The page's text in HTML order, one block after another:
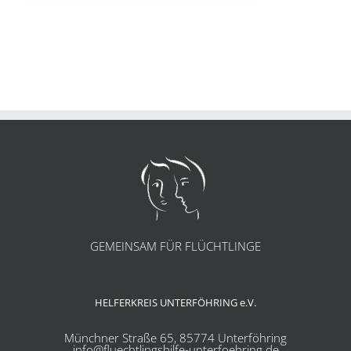
GEMEINSAM FÜR FLÜCHTLINGE
HELFERKREIS UNTERFÖHRING e.V.
Münchner Straße 65, 85774 Unterföhring